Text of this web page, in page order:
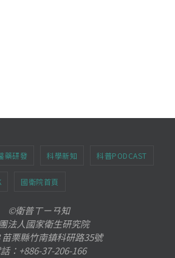
藥研發 科學新知 科普PODCAST
國衛院首頁
©衛普ㄒㄧㄢ知
法人國家衛生研究院
苗栗縣竹南鎮科研路35號
：+886-37-206-166